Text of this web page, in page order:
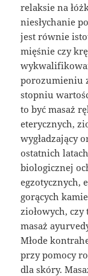
relaksie na
niesłychanie
jest równie
mięśnie czy
porozumieniu
stopniu
to być masaż
eterycznych,
wygładzający
ostatnich
biologicznej
egzotycznych,
gorących
ziołowych,
masaż
Młode
przy pomocy
dla skóry.